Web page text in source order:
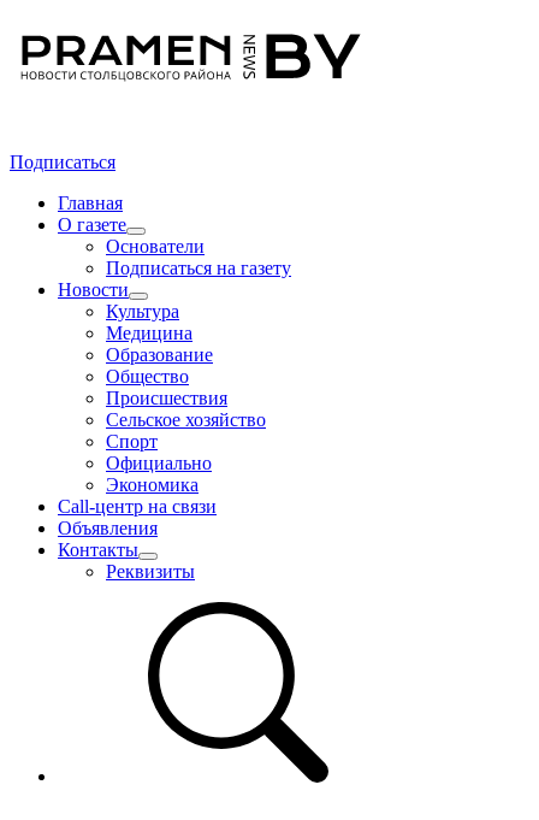
Подписаться
Главная
О газете
Основатели
Подписаться на газету
Новости
Культура
Медицина
Образование
Общество
Происшествия
Сельское хозяйство
Спорт
Официально
Экономика
Call-центр на связи
Объявления
Контакты
Реквизиты